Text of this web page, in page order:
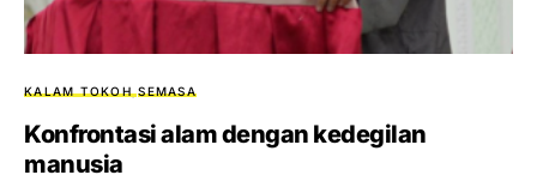
KALAM TOKOH SEMASA
Konfrontasi alam dengan kedegilan
manusia